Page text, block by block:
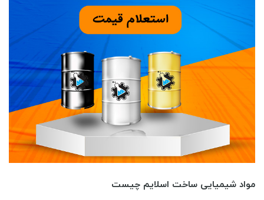
مواد شیمیایی ساخت اسلایم چیست